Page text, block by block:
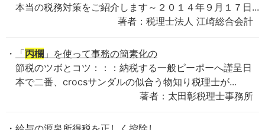
本当の税務対策をご紹介します～２０１４年９月１７日...
著者：税理士法人 江崎総合会計
「丙欄 」を使って事務の簡素化の
節税のツボとコツ：：：納税する一般ピーポーへ謹呈日
本で二番、crocsサンダルの似合う物知り税理士が...
著者：太田彰税理士事務所